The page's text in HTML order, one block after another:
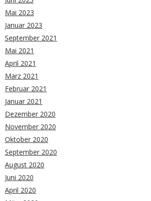
Mai 2023
Januar 2023
September 2021
Mai 2021
April 2021
März 2021
Februar 2021
Januar 2021
Dezember 2020
November 2020
Oktober 2020
September 2020
August 2020
Juni 2020
April 2020